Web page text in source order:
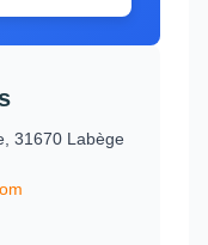
31670 Labège